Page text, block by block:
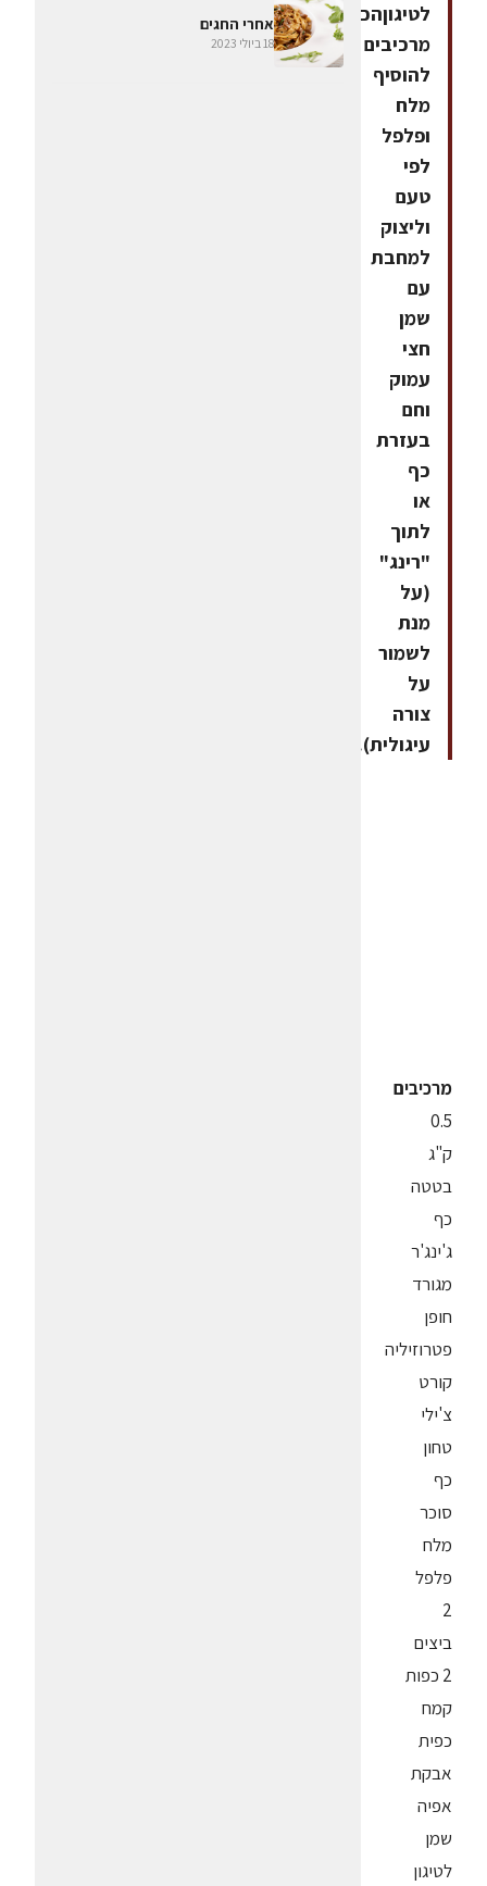
לטיגוןהכנהלערבב
מרכיבים
להוסיף
מלח
ופלפל
לפי
טעם
וליצוק
למחבת
עם
שמן
חצי
עמוק
וחם
בעזרת
כף
או
לתוך
"רינג"
(על
מנת
לשמור
על
צורה
עיגולית).
מרכיבים
0.5
ק"ג
בטטה
כף
ג'ינג'ר
מגורד
חופן
פטרוזיליה
קורט
צ'ילי
טחון
כף
סוכר
מלח
פלפל
2
ביצים
2 כפות
קמח
כפית
אבקת
אפיה
שמן
לטיגון
אחרי החגים
18 ביולי 2023